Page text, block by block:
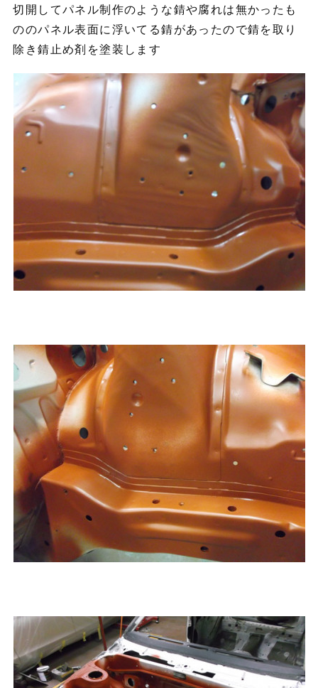
切開してパネル制作のような錆や腐れは無かったも
ののパネル表面に浮いてる錆があったので錆を取り
除き錆止め剤を塗装します